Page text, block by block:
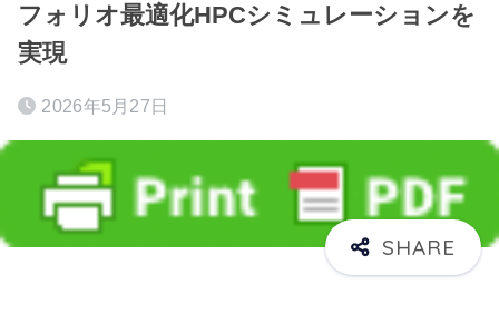
フォリオ最適化HPCシミュレーションを
実現
2026年5月27日